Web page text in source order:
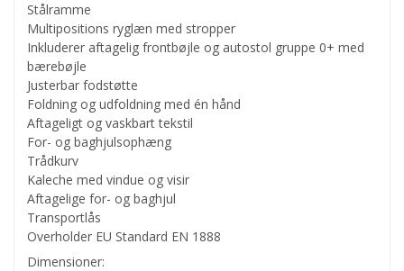
Stålramme
Multipositions ryglæn med stropper
Inkluderer aftagelig frontbøjle og autostol gruppe 0+ med
bærebøjle
Justerbar fodstøtte
Foldning og udfoldning med én hånd
Aftageligt og vaskbart tekstil
For- og baghjulsophæng
Trådkurv
Kaleche med vindue og visir
Aftagelige for- og baghjul
Transportlås
Overholder EU Standard EN 1888
Dimensioner: